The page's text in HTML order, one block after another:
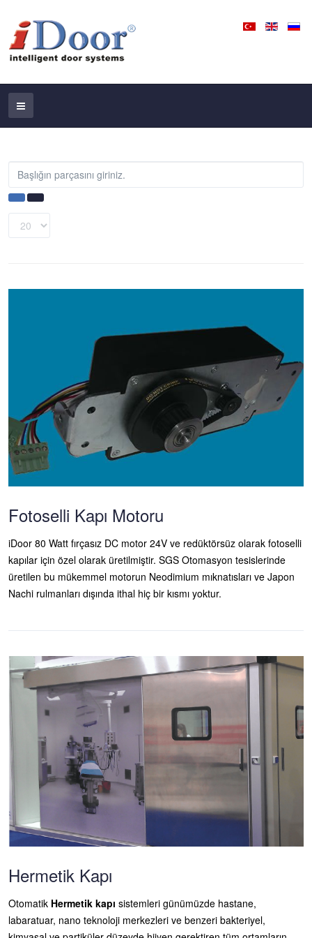
Başlığın
parçasını
giriniz.
Görüntüleme
Sayısı
Fotoselli Kapı Motoru
iDoor 80 Watt fırçasız DC motor 24V ve redüktörsüz olarak fotoselli
kapılar için özel olarak üretilmiştir. SGS Otomasyon tesislerinde
üretilen bu mükemmel motorun Neodimium mıknatısları ve Japon
Nachi rulmanları dışında ithal hiç bir kısmı yoktur.
Hermetik Kapı
Otomatik Hermetik kapı sistemleri günümüzde hastane,
labaratuar, nano teknoloji merkezleri ve benzeri bakteriyel,